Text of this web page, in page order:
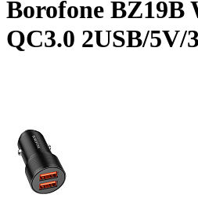
Borofone BZ19B
QC3.0 2USB/5V/